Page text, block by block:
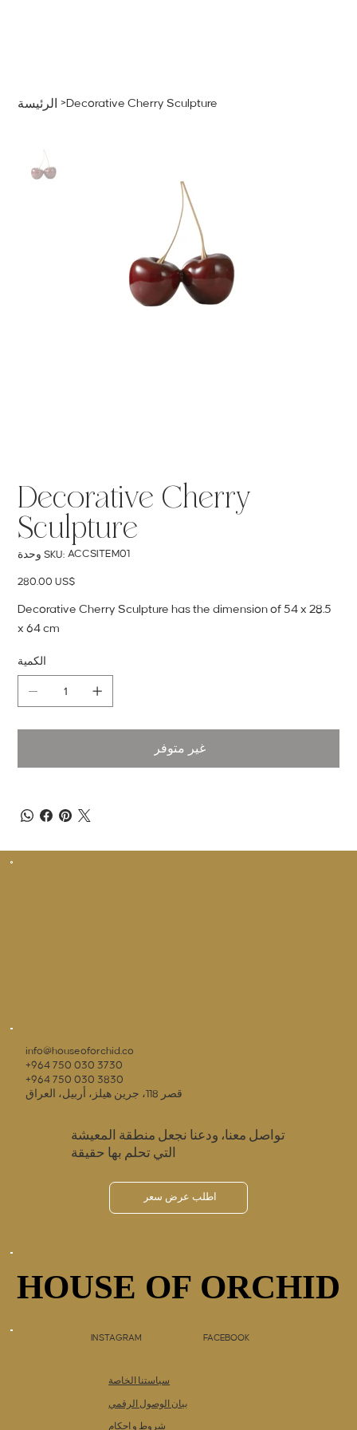
الرئيسة >Decorative Cherry Sculpture
Decorative Cherry
Sculpture
وحدة SKU: SKU
ACCSITEM01
ACCSITEM01
السعر ‏280.00 US$
Decorative Cherry Sculpture has the dimension of 54 x 28.5
x 64 cm
الكمية
غير متوفر
info@houseoforchid.co
+964 750 030 3730
+964 750 030 3830
قصر 118، جرين هيلز، أربيل، العراق
تواصل معنا، ودعنا نجعل منطقة المعيشة
التي تحلم بها حقيقة
اطلب عرض سعر
HOUSE OF ORCHID
HOUSE OF ORCHID
INSTAGRAM FACEBOOK
سياستنا الخاصة
شروط و احكام
بيان الوصول الرقمي